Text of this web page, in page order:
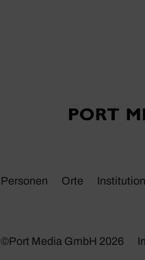
Personen Orte
©Port Media GmbH 2026